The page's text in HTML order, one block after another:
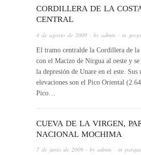
CORDILLERA DE LA
CENTRAL
4 de agosto de 2009 · by admin · in
El tramo centralde la Cordillera de la
con el Macizo de Nirgua al oeste y se
la depresión de Unare en el este. Sus
elevaciones son el Pico Oriental
Pico…
CUEVA DE LA VIRGEN,
NACIONAL MOCHIMA
7 de junio de 2009 · by admin · in